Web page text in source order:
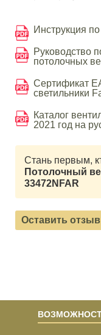
Инструкция
Руководство
потолочных
Сертификат
светильники
Каталог
2021 год на
Стань первым,
Потолочный
33472NFAR
Оставить отзыв